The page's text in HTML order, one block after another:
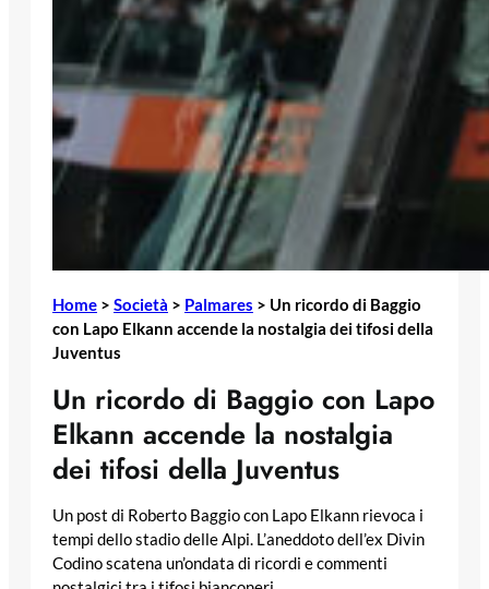
Home > Società > Palmares > Un ricordo di Baggio
con Lapo Elkann accende la nostalgia dei tifosi della
Juventus
Un ricordo di Baggio con Lapo
Elkann accende la nostalgia
dei tifosi della Juventus
Un post di Roberto Baggio con Lapo Elkann rievoca i
tempi dello stadio delle Alpi. L’aneddoto dell’ex Divin
Codino scatena un’ondata di ricordi e commenti